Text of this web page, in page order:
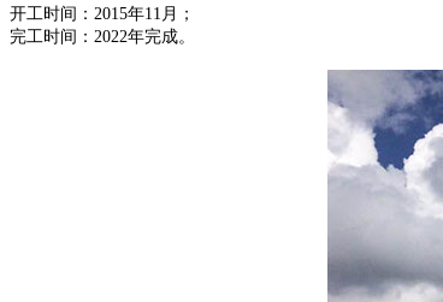
开工时间：2015年11月；
完工时间：2022年完成。